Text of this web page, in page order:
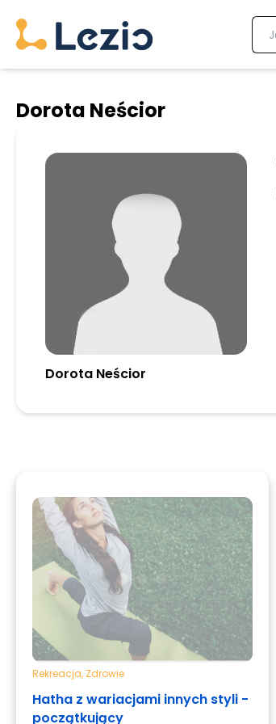
Dorota Neścior
Dorota Neścior
Rekreacja, Zdrowie
Hatha z wariacjami innych styli -
początkujący